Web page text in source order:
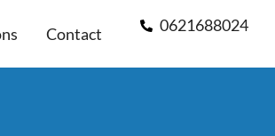
Contact 0621688024